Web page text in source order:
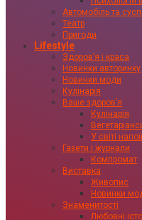
Автомобіль та
Театр
Пригоди
Lifestyle
Здоровʼя і краса
Новинки авторинку
Новинки моди
Кулінарія
Ваше здоровʼя
Кулінарія
У світі
Газети і журнали
Компромат
Виставка
Живопис
Новинки
Знаменитості
Любовні